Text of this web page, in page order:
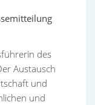
des
Austausch
und
und